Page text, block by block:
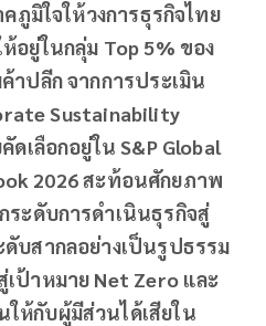
คภูมิใจให้วงการธุรกิจไทย
อยู่ในกลุ่ม Top 5% ของ
าปลีก จากการประเมิน
Sustainability
ดเลือกอยู่ใน S&P Global
2026 สะท้อนศักยภาพ
ระดับการดำเนินธุรกิจสู่
บสากลอย่างเป็นรูปธรรม
ป้าหมาย Net Zero และ
ห้กับผู้มีส่วนได้เสียใน